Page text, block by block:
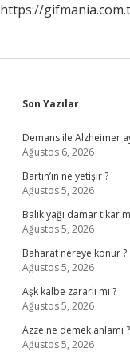
https://
Sidebar
Son Yazılar
Demans ile Alzheimer
Ağustos 6, 2026
Bartın’ın ne yetişir ?
Ağustos 5, 2026
Balık yağı damar tıkar
Ağustos 5, 2026
Baharat nereye konur ?
Ağustos 5, 2026
Aşk kalbe zararlı mı ?
Ağustos 5, 2026
Azze ne demek anlamı ?
Ağustos 5, 2026